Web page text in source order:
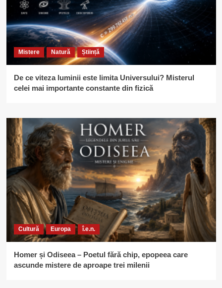
Mistere Natură Știință
De ce viteza luminii este limita Universului? Misterul
celei mai importante constante din fizică
Cultură Europa î.e.n.
Homer și Odiseea – Poetul fără chip, epopeea care
ascunde mistere de aproape trei milenii